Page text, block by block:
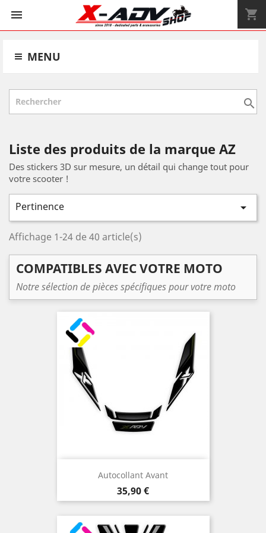
 shopping_cart
MENU

Liste des produits de la marque AZ
Des stickers 3D sur mesure, un détail qui change tout pour
votre scooter !
Pertinence 
Affichage 1-24 de 40 article(s)
COMPATIBLES AVEC VOTRE MOTO
Notre sélection de pièces spécifiques pour votre moto
Autocollant Avant
Prix
35,90 €